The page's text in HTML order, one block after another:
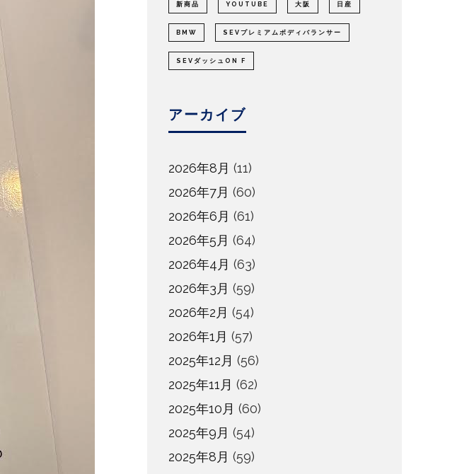
新商品 YOUTUBE 大阪 日産
BMW SEVプレミアムボディバランサー
SEVダッシュON F
アーカイブ
2026年8月 (11)
2026年7月 (60)
2026年6月 (61)
2026年5月 (64)
2026年4月 (63)
2026年3月 (59)
2026年2月 (54)
2026年1月 (57)
2025年12月 (56)
2025年11月 (62)
2025年10月 (60)
2025年9月 (54)
2025年8月 (59)